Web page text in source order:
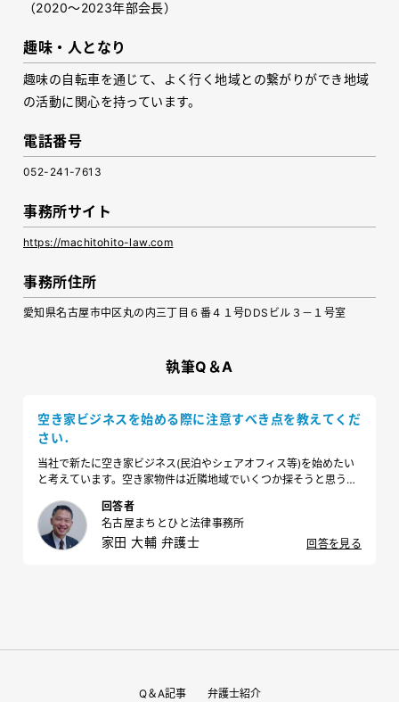
（2020～2023年部会長）
趣味・人となり
趣味の自転車を通じて、よく行く地域との繋がりができ地域
の活動に関心を持っています。
電話番号
052-241-7613
事務所サイト
https://machitohito-law.com
事務所住所
愛知県名古屋市中区丸の内三丁目６番４１号DDSビル３－１号室
執筆Q＆A
空き家ビジネスを始める際に注意すべき点を教えてくだ
さい．
当社で新たに空き家ビジネス(民泊やシェアオフィス等)を始めたい
と考えています。空き家物件は近隣地域でいくつか探そうと思うの
回答者
名古屋まちとひと法律事務所
家田 大輔 弁護士 回答を見る
Q＆A記事 弁護士紹介